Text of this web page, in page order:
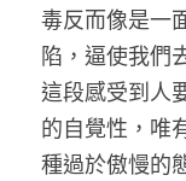
毒反而像是一
陷，逼使我們
這段感受到人
的自覺性，唯
種過於傲慢的